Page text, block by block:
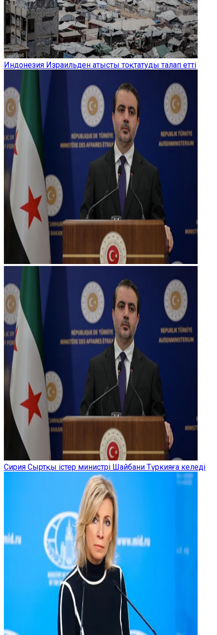
Индонезия Израильден атысты тоқтатуды талап етті
Сирия Сыртқы істер министрі Шайбани Түркияға келеді